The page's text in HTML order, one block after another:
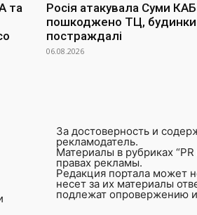
та
Росія атакувала Суми
пошкоджено ТЦ, будинки
постраждалі
06.08.2026
За достоверность и
рекламодатель.
Материалы в рубриках
правах рекламы.
Редакция портала может
несет за их материалы
подлежат опровержению